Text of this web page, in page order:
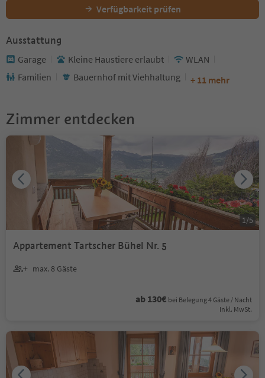
Verfügbarkeit prüfen
Ausstattung
Garage Kleine Haustiere erlaubt
WLAN
Familien
Bauernhof mit Viehhaltung + 11 mehr
Zimmer entdecken
Appartement Tartscher Bühel Nr. 5
max. 8 Gäste
ab 130€ bei Belegung 4 Gäste / Nacht
Inkl. MwSt.
1/5